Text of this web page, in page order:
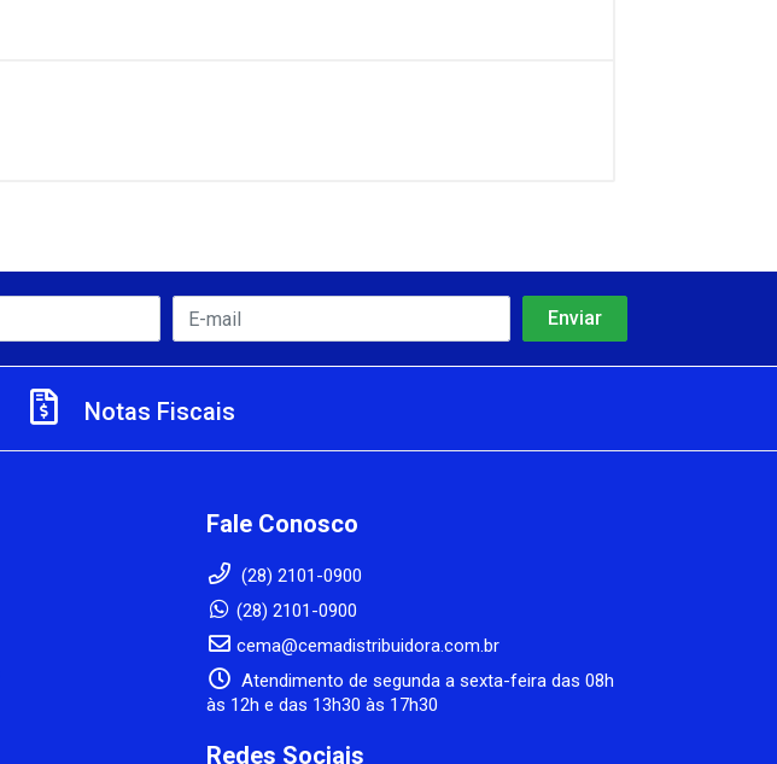
Notas Fiscais
Fale Conosco
(28) 2101-0900
(28) 2101-0900
cema@cemadistribuidora.com.br
Atendimento de segunda a sexta-feira das 08h
às 12h e das 13h30 às 17h30
Redes Sociais